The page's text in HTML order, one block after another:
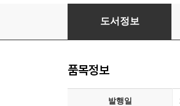
웨이크필드의 목사 /
도서정보
품목정보
발행일